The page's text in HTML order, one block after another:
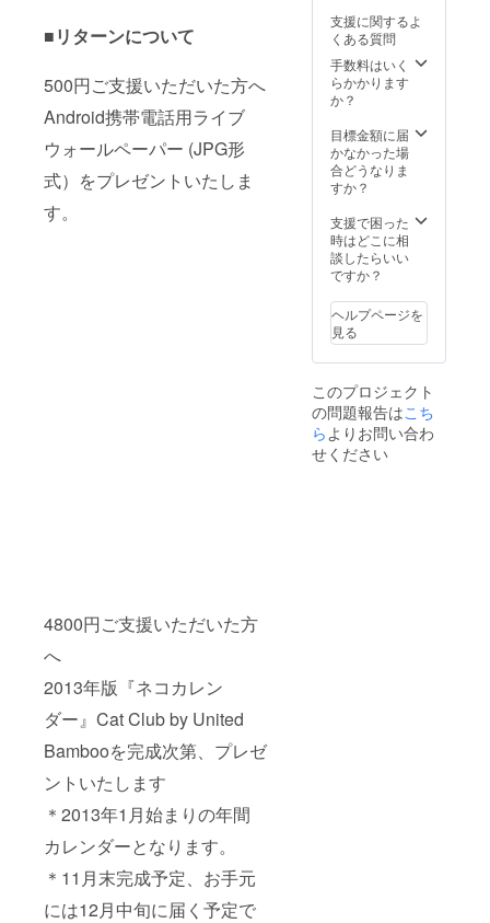
■リターンについて
500円ご支援いただいた方へ
Android携帯電話用ライブ
ウォールペーパー (JPG形
式）をプレゼントいたしま
す。
4800円ご支援いただいた方
へ
2013年版『ネコカレン
ダー』Cat Club by United
Bambooを完成次第、プレゼ
ントいたします
＊2013年1月始まりの年間
カレンダーとなります。
＊11月末完成予定、お手元
には12月中旬に届く予定で
支援に関するよ
くある質問
手数料はいく
らかかります
か？
目標金額に届
かなかった場
合どうなりま
すか？
支援で困った
時はどこに相
談したらいい
ですか？
ヘルプページを
見る
このプロジェクト
の問題報告はこち
らよりお問い合わ
せください